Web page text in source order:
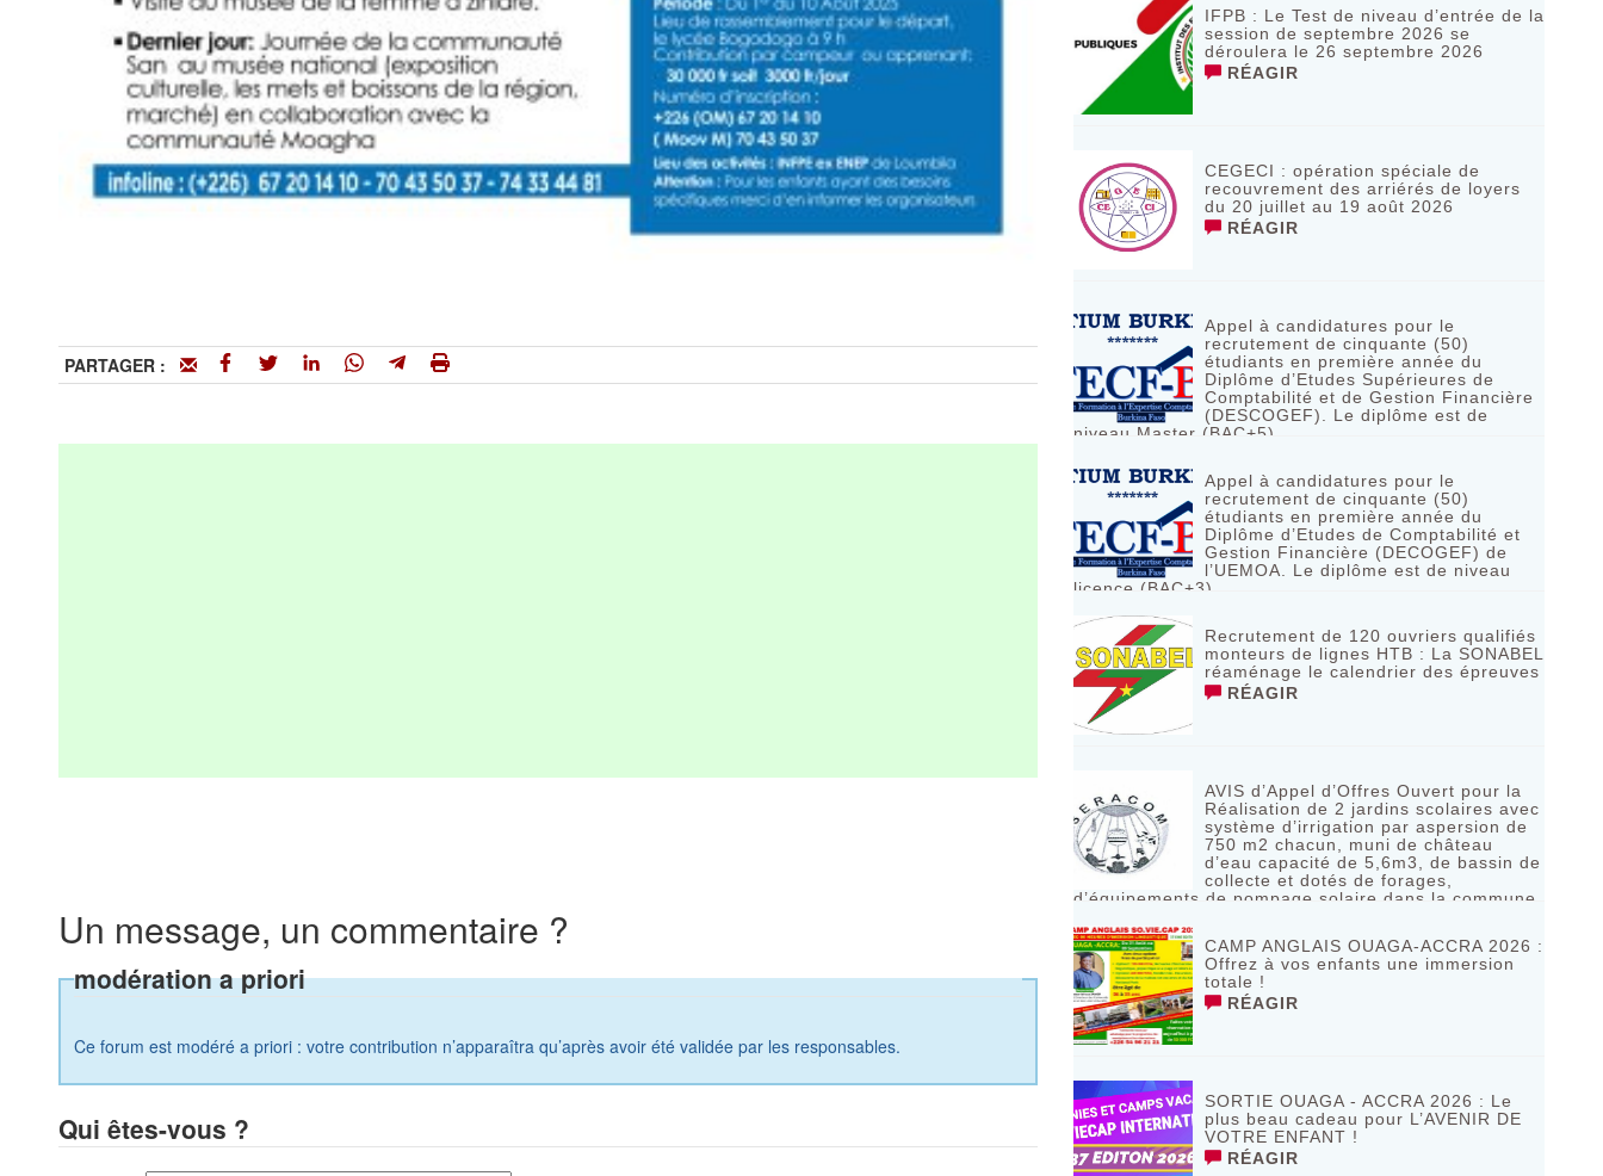
PARTAGER :
Un message, un commentaire ?
modération a priori
Ce forum est modéré a priori : votre contribution n’apparaîtra qu’après avoir été validée par les responsables.
Qui êtes-vous ?
IFPB : Le Test de niveau d’entrée de la
session de septembre 2026 se
déroulera le 26 septembre 2026
RÉAGIR
CEGECI : opération spéciale de
recouvrement des arriérés de loyers
du 20 juillet au 19 août 2026
RÉAGIR
Appel à candidatures pour le
recrutement de cinquante (50)
étudiants en première année du
Diplôme d’Etudes Supérieures de
Comptabilité et de Gestion Financière
(DESCOGEF). Le diplôme est de
niveau Master (BAC+5)
Appel à candidatures pour le
recrutement de cinquante (50)
étudiants en première année du
Diplôme d’Etudes de Comptabilité et
Gestion Financière (DECOGEF) de
l’UEMOA. Le diplôme est de niveau
licence (BAC+3)
Recrutement de 120 ouvriers qualifiés
monteurs de lignes HTB : La SONABEL
réaménage le calendrier des épreuves
RÉAGIR
AVIS d’Appel d’Offres Ouvert pour la
Réalisation de 2 jardins scolaires avec
système d’irrigation par aspersion de
750 m2 chacun, muni de château
d’eau capacité de 5,6m3, de bassin de
collecte et dotés de forages,
d’équipements de pompage solaire dans la commune
RÉAGIR
CAMP ANGLAIS OUAGA-ACCRA 2026 :
Offrez à vos enfants une immersion
totale !
RÉAGIR
SORTIE OUAGA - ACCRA 2026 : Le
plus beau cadeau pour L’AVENIR DE
VOTRE ENFANT !
RÉAGIR